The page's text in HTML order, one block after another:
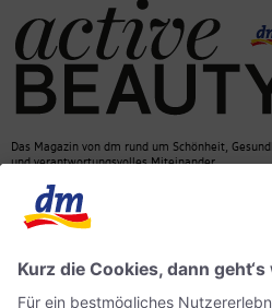
Das Magazin von dm rund um Schönheit,
und verantwortungsvolles Miteinander.